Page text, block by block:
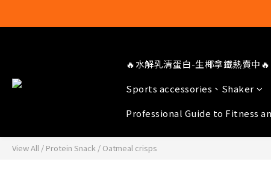
🔥水解乳清蛋白-生椰拿鐵熱賣中🔥
Sports accessories、Shaker
Professional Guide to Fitness
View All / Protein Snack / Oatmeal crisps